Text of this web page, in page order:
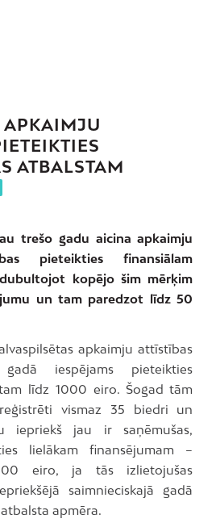
APKAIMJU
ATBALSTAM
trešo gadu aicina apkaimju
pieteikties finansiālam
kopējo šim mērķim
un tam paredzot līdz 50
apkaimju attīstības
iespējams pieteikties
līdz 1000 eiro. Šogad tām
vismaz 35 biedri un
iepriekš jau ir saņēmušas,
lielākam finansējumam –
eiro, ja tās izlietojušas
saimnieciskajā gadā
apmēra.